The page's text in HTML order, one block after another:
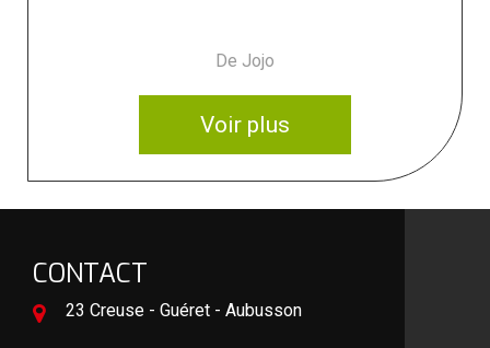
De Jojo
Voir plus
CONTACT
23 Creuse - Guéret - Aubusson